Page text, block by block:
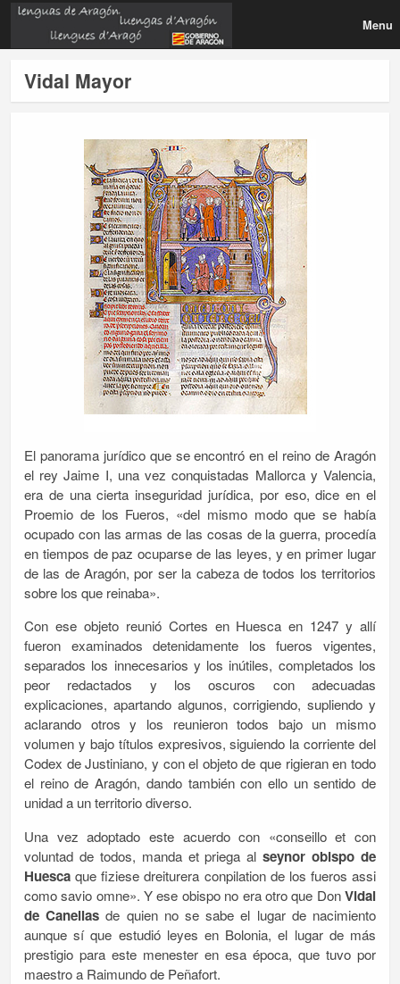
Menu
Vidal Mayor
El panorama jurídico que se encontró en el reino de Aragón
el rey Jaime I, una vez conquistadas Mallorca y Valencia,
era de una cierta inseguridad jurídica, por eso, dice en el
Proemio de los Fueros, «del mismo modo que se había
ocupado con las armas de las cosas de la guerra, procedía
en tiempos de paz ocuparse de las leyes, y en primer lugar
de las de Aragón, por ser la cabeza de todos los territorios
sobre los que reinaba».
Con ese objeto reunió Cortes en Huesca en 1247 y allí
fueron examinados detenidamente los fueros vigentes,
separados los innecesarios y los inútiles, completados los
peor redactados y los oscuros con adecuadas
explicaciones, apartando algunos, corrigiendo, supliendo y
aclarando otros y los reunieron todos bajo un mismo
volumen y bajo títulos expresivos, siguiendo la corriente del
Codex de Justiniano, y con el objeto de que rigieran en todo
el reino de Aragón, dando también con ello un sentido de
unidad a un territorio diverso.
Una vez adoptado este acuerdo con «conseillo et con
voluntad de todos, manda et priega alseynor obispo de
Huesca que fiziese dreiturera conpilation de los fueros assi
como savio omne». Y ese obispo no era otro que DonVidal
de Canellas de quien no se sabe el lugar de nacimiento
aunque sí que estudió leyes en Bolonia, el lugar de más
prestigio para este menester en esa época, que tuvo por
maestro a Raimundo de Peñafort.